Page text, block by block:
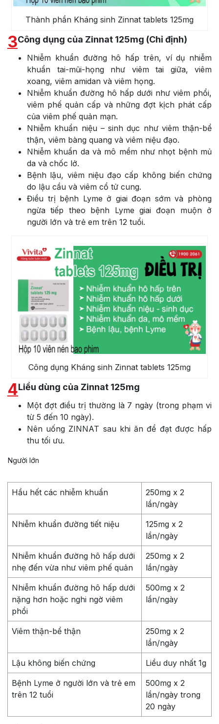
Thành phần Kháng sinh Zinnat tablets 125mg
3Công dụng của Zinnat 125mg (Chỉ định)
Nhiễm khuẩn đường hô hấp trên, ví dụ nhiễm
khuẩn tai-mũi-họng như viêm tai giữa, viêm
xoang, viêm amidan và viêm họng.
Nhiễm khuẩn đường hô hấp dưới như viêm phổi,
viêm phế quản cấp và những đợt kịch phát cấp
của viêm phế quản mạn.
Nhiễm khuẩn niệu – sinh dục như viêm thận-bể
thận, viêm bàng quang và viêm niệu đạo.
Nhiễm khuẩn da và mô mềm như nhọt bệnh mủ
da và chốc lở.
Bệnh lậu, viêm niệu đạo cấp không biến chứng
do lậu cầu và viêm cổ tử cung.
Điều trị bệnh Lyme ở giai đoạn sớm và phòng
ngừa tiếp theo bệnh Lyme giai đoạn muộn ở
người lớn và trẻ em trên 12 tuổi.
Công dụng Kháng sinh Zinnat tablets 125mg
4Liều dùng của Zinnat 125mg
Một đợt điều trị thường là 7 ngày (trong phạm vi
từ 5 đến 10 ngày).
Nên uống ZINNAT sau khi ăn để đạt được hấp
thu tối ưu.
Người lớn
Hầu hết các nhiễm khuẩn
250mg x 2
lần/ngày
Nhiễm khuẩn đường tiết niệu
125mg x 2
lần/ngày
Nhiễm khuẩn đường hô hấp dưới
nhẹ đến vừa như viêm phế quản
250mg x 2
lần/ngày
Nhiễm khuẩn đường hô hấp dưới
nặng hơn hoặc nghi ngờ viêm
phổi
500mg x 2
lần/ngày
Viêm thận-bể thận
250mg x 2
lần/ngày
Lậu không biến chứng Liều duy nhất 1g
Bệnh Lyme ở người lớn và trẻ em
trên 12 tuổi
500mg x 2
lần/ngày trong
20 ngày